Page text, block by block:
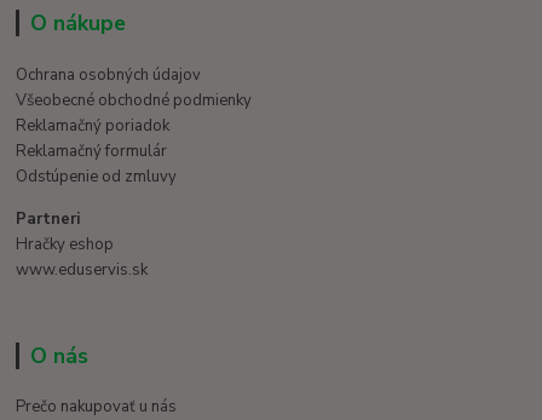
O nákupe
Ochrana osobných údajov
Všeobecné obchodné podmienky
Reklamačný poriadok
Reklamačný formulár
Odstúpenie od zmluvy
Partneri
Hračky eshop
www.eduservis.sk
O nás
Prečo nakupovať u nás